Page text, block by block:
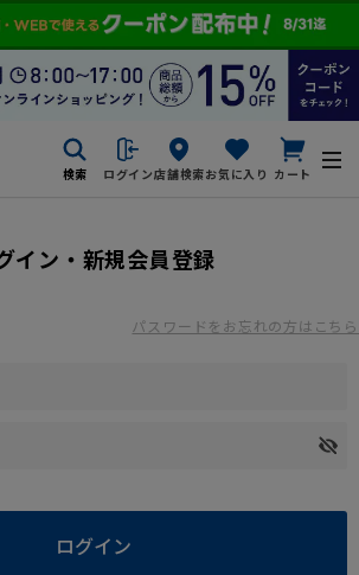
検索 ログイン店舗検索お気に入り カート
イン・新規会員登録
パスワードをお忘れの方はこちら